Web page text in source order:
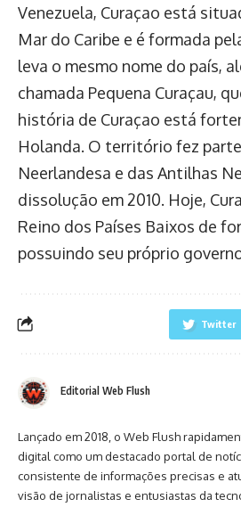
Venezuela, Curaçao está
Mar do Caribe e é formada
leva o mesmo nome do país,
chamada Pequena Curaçau,
história de Curaçao está
Holanda. O território fez
Neerlandesa e das Antilhas
dissolução em 2010. Hoje,
Reino dos Países Baixos de
possuindo seu próprio
Twitter
Editorial Web Flush
Lançado em 2018, o Web Flush
digital como um destacado portal de
consistente de informações precisas e
visão de jornalistas e entusiastas da